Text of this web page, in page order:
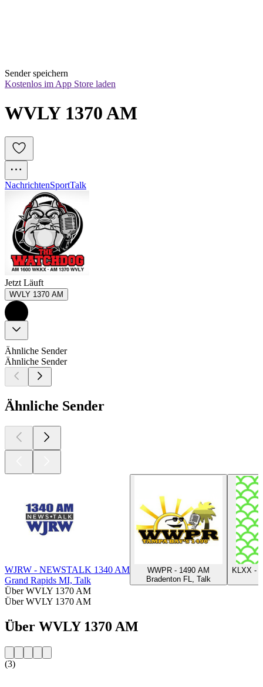
Sender speichern
Kostenlos im App Store laden
WVLY 1370 AM
NachrichtenSportTalk
Jetzt Läuft
WVLY 1370 AM
Ähnliche Sender
Ähnliche Sender
Ähnliche Sender
WJRW - NEWSTALK 1340 AM
Grand Rapids MI, Talk
WWPR - 1490 AM
Bradenton FL, Talk
KLXX -
Über WVLY 1370 AM
Über WVLY 1370 AM
Über WVLY 1370 AM
(3)